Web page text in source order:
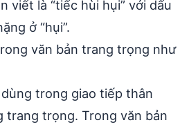
viết là “tiếc hùi hụi” với dấu
ở “hụi”.
văn bản trang trọng như
dùng trong giao tiếp thân
trang trọng. Trong văn bản